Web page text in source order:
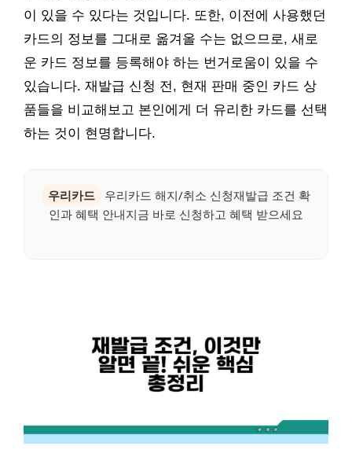
이 있을 수 있다는 것입니다. 또한, 이전에 사용했던
카드의 정보를 그대로 옮겨올 수는 없으므로, 새로
운 카드 정보를 등록해야 하는 번거로움이 있을 수
있습니다. 재발급 신청 전, 현재 판매 중인 카드 상
품들을 비교해보고 본인에게 더 유리한 카드를 선택
하는 것이 현명합니다.
우리카드
우리카드 해지/취소 신청재발급 조건 확
인과 혜택 안내지금 바로 신청하고 혜택 받으세요